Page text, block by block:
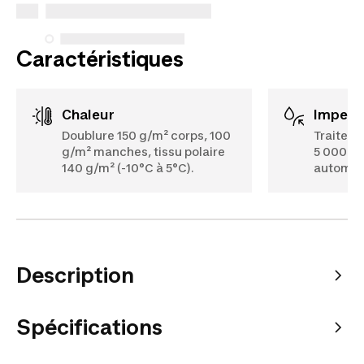
Caractéristiques
Chaleur
Doublure 150 g/m² corps, 100
g/m² manches, tissu polaire
140 g/m² (-10°C à 5°C).
5 000
Description
Spécifications